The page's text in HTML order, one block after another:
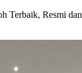
Terbaik, Resmi dan